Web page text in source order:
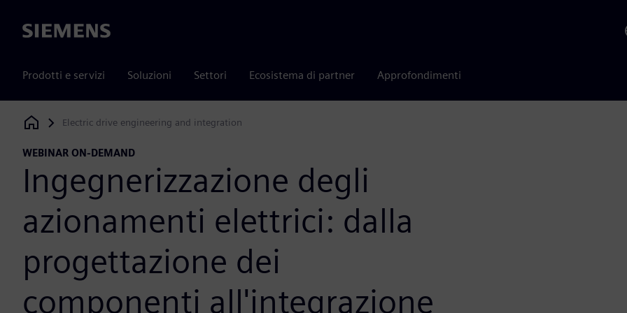
Siemens
Prodotti e servizi Soluzioni Settori Ecosistema di partner Approfondimenti
Siemens Digital Industries Software
Electric drive engineering and integration
WEBINAR ON-DEMAND
Ingegnerizzazione degli
azionamenti elettrici: dalla
progettazione dei
componenti all'integrazione